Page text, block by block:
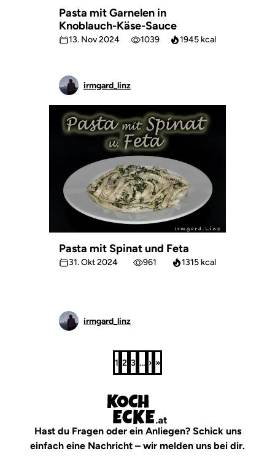
Pasta mit Garnelen in
Knoblauch-Käse-Sauce
13. Nov 2024 1039 1945 kcal
irmgard_linz
Pasta mit Spinat und Feta
31. Okt 2024 961 1315 kcal
irmgard_linz
Seite
1
Seite
2
Seite
3 … › »
Hast du Fragen oder ein Anliegen? Schick uns
einfach eine Nachricht – wir melden uns bei dir.